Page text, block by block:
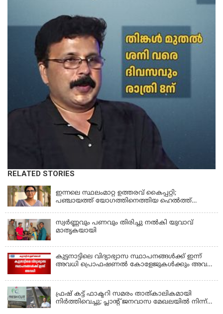
RELATED STORIES
KERALA
ഇന്നലെ സ്ഥലംമാറ്റ ഉത്തരവ് കൈപ്പറ്റി;
പഞ്ചായത്ത് യോഗത്തിനെത്തിയ ഹെല്‍ത്ത്
സ്വർണ്ണവും പണവും തിരിച്ചു നൽകി യുവാവ്
മാതൃകയായി
കുട്ടനാട്ടിലെ വിദ്യാഭ്യാസ സ്ഥാപനങ്ങൾക്ക് ഇന്ന്
അവധി പ്രൊഫഷണൽ കോളേജുകൾക്കും അവധി
ഫ്രഷ് കട്ട് ഫാക്ടറി സമരം താത്കാലികമായി
നിർത്തിവെച്ചു; പ്ലാൻ്റ് ജനവാസ മേഖലയിൽ നിന്ന്